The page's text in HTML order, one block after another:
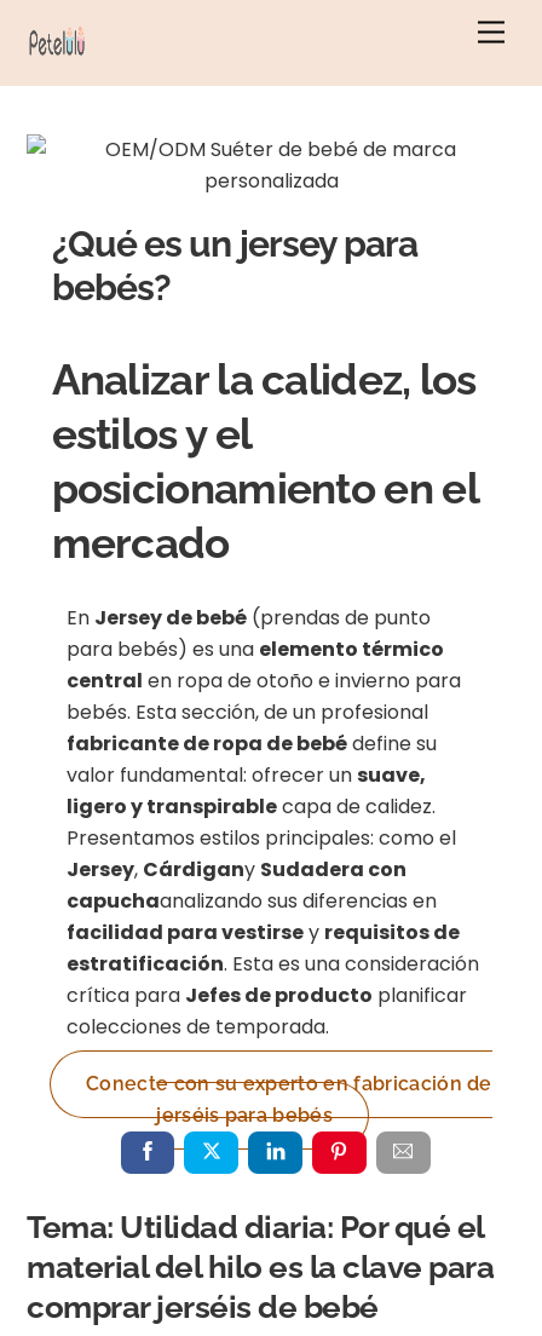
¿Qué es un jersey para
bebés?
Analizar la calidez, los
estilos y el
posicionamiento en el
mercado
En Jersey de bebé (prendas de punto
para bebés) es una elemento térmico
central en ropa de otoño e invierno para
bebés. Esta sección, de un profesional
fabricante de ropa de bebédefine su
valor fundamental: ofrecer un suave,
ligero y transpirablecapa de calidez.
Presentamos estilos principales: como el
Jersey, Cárdigany Sudadera con
capuchaanalizando sus diferencias en
facilidad para vestirsey requisitos de
estratificación. Esta es una consideración
crítica para Jefes de producto planificar
colecciones de temporada.
Conecte con su experto en fabricación de
jerséis para bebés
Tema: Utilidad diaria: Por qué el
material del hilo es la clave para
comprar jerséis de bebé